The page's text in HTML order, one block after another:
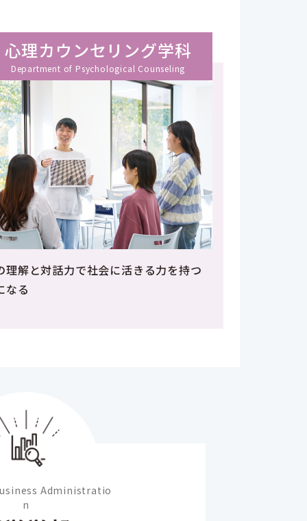
心理カウンセリング学科
Department of Psychological Counseling
理解と対話力で社会に活きる力を持つ
なる
Administratio
n